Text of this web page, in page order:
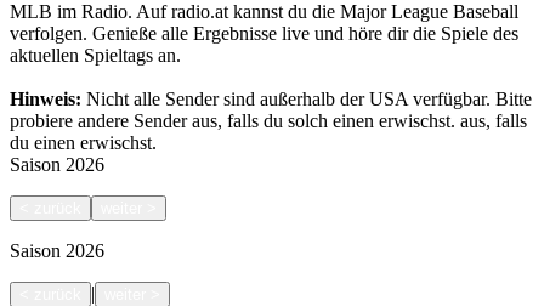
MLB im Radio. Auf radio.at kannst du die Major League Baseball
verfolgen. Genieße alle Ergebnisse live und höre dir die Spiele des
aktuellen Spieltags an.
Hinweis: Nicht alle Sender sind außerhalb der USA verfügbar. Bitte
probiere andere Sender aus, falls du solch einen erwischst. aus, falls
du einen erwischst.
Saison 2026
Saison 2026
|